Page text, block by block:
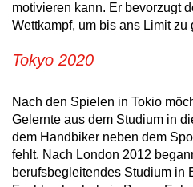
motivieren kann. Er bevorzugt
Wettkampf, um bis ans Limit zu
Tokyo 2020
Nach den Spielen in Tokio
Gelernte aus dem Studium in
dem Handbiker neben dem
fehlt. Nach London 2012
berufsbegleitendes Studium in